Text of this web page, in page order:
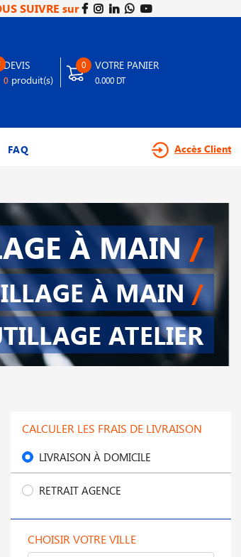
SUIVRE sur
DEVIS
0 produit(s)
0 VOTRE PANIER
0.000 DT
FAQ Accès Client
À MAIN /
À MAIN/
ATELIER
CALCULER LES FRAIS DE LIVRAISON
LIVRAISON À DOMICILE
RETRAIT AGENCE
CHOISIR VOTRE VILLE